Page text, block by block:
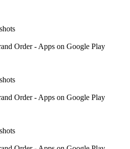
Order - Apps on Google Play
Order - Apps on Google Play